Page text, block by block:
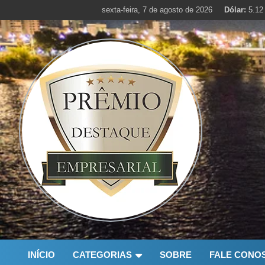
to
content
sexta-feira, 7 de agosto de 2026 Dólar: 5.12
INÍCIO CATEGORIAS SOBRE FALE